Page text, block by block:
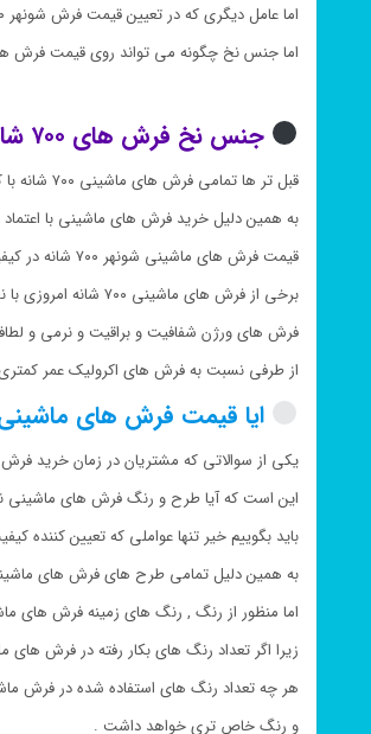
اما عامل دیگری که در تعیین قیمت فرش شونهر ۷۰۰ شانه اثر گذار است جنس نخ است
اما جنس نخ چگونه می تواند روی قیمت فرش های ۷۰۰ شانه اثر گذار
جنس نخ فرش های ۷۰۰ شانه :
قبل تر ها تمامی فرش های ماشینی ۷۰۰ شانه با کیفیت صد در صد اکرولیک هیت ست بافته می شدند
به همین دلیل خرید فرش های ماشینی با
قیمت فرش های ماشینی شونهر ۷۰۰ شانه در کیفیت صد در صد اکرولیک نسبت به بقیه ی فرش های ۷۰۰ شانه شونهر بیشتر است .
برخی از فرش های ماشینی ۷۰۰ شانه امروزی با نخ ها و الیاف ورژن که نوعی ضایعات فرش های اکرولیک هستند بافته می شوند .
فرش های ورژن شفافیت و براقیت و نرمی و لطافت فرش های ۷۰۰ شانه
از طرفی نسبت به فرش های اکرولیک عمر
ایا قیمت فرش های
یکی از سوالاتی که مشتریان در زمان خرید فرش های ماشینی ۷۰۰
این است که آیا طرح و رنگ فرش های ماشینی
باید بگوییم خیر تنها عواملی که تعیین کننده
به همین دلیل تمامی طرح های فرش های ماشینی و حتی رنگ های
اما منظور از رنگ , رنگ های زمینه فرش های
زیرا اگر تعداد رنگ های بکار رفته در فرش
هر چه تعداد رنگ های استفاده شده در فرش
و رنگ خاص تری خواهد داشت .